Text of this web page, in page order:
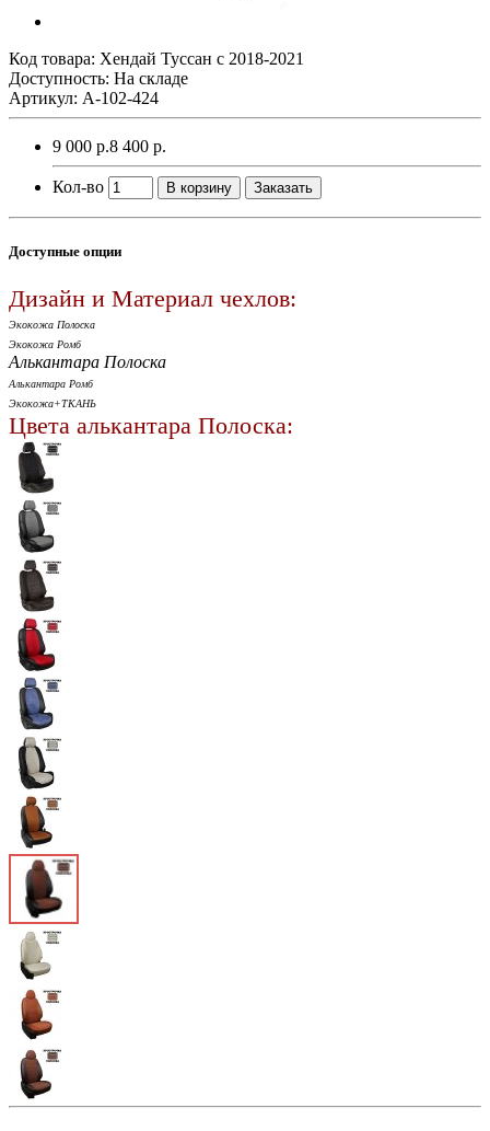
Код товара: Хендай Туссан с 2018-2021
Доступность: На складе
Артикул: A-102-424
9 000 р.8 400 р.
Кол-во В корзину Заказать
Доступные опции
Дизайн и Материал чехлов:
Экокожа Полоска
Экокожа Ромб
Алькантара Полоска
Алькантара Ромб
Экокожа+ТКАНЬ
Цвета алькантара Полоска: